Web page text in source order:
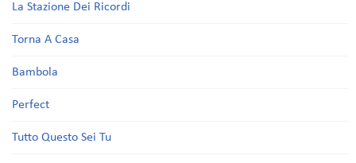
La Stazione Dei Ricordi
Torna A Casa
Bambola
Perfect
Tutto Questo Sei Tu